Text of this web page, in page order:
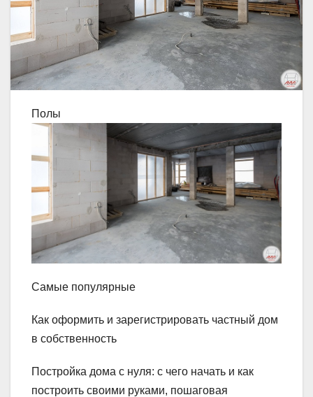
Полы
Самые популярные
Как оформить и зарегистрировать частный дом
в собственность
Постройка дома с нуля: с чего начать и как
построить своими руками, пошаговая